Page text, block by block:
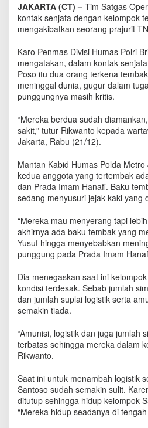
g
a
n
e
l
o
m
p
o
S
a
n
o
s
o
,
a
t
u
A
n
g
g
o
t
N
I
w
a
s
JAKARTA (CT) – Tim Satgas
kontak senjata dengan kelompok
mengakibatkan seorang prajurit
Karo Penmas Divisi Humas Polri
mengatakan, dalam kontak
Poso itu dua orang terkena
meninggal dunia, gugur dalam
punggungnya masih kritis.
“Mereka berdua sudah
sakit,” tutur Rikwanto kepada
Jakarta, Rabu (21/12).
Mantan Kabid Humas Polda
kedua anggota yang tertembak
dan Prada Imam Hanafi. Baku
sedang menyusuri jejak kaki yang
“Mereka mau menyerang tapi
akhirnya ada baku tembak yang
Yusuf hingga menyebabkan
punggung pada Prada Imam
Dia menegaskan saat ini
kondisi terdesak. Sebab jumlah
dan jumlah suplai logistik serta
semakin tiada.
“Amunisi, logistik dan juga jumlah
terbatas sehingga mereka dalam
Rikwanto.
Saat ini untuk menambah logistik
Santoso sudah semakin sulit.
ditutup sehingga hidup kelompok
“Mereka hidup seadanya di